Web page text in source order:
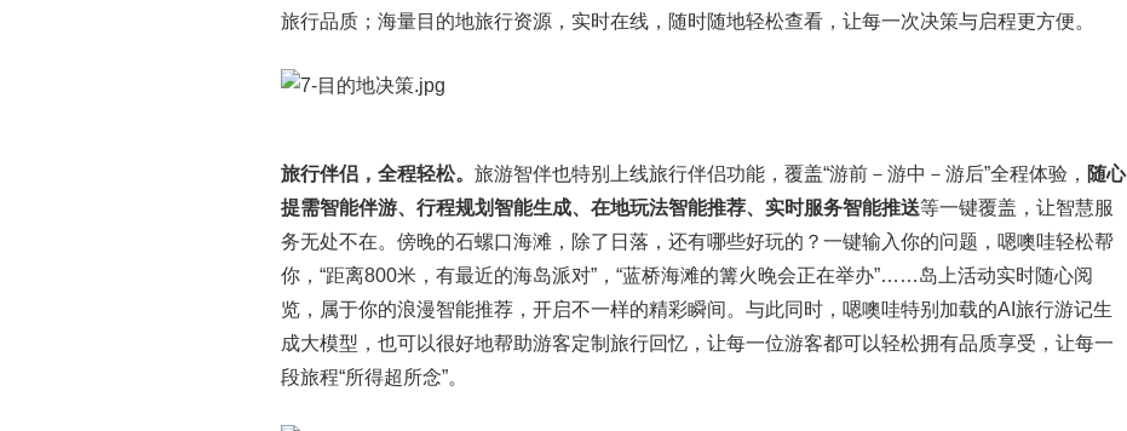
旅行品质；海量目的地旅行资源，实时在线，随时随地轻松查看，让每一次决策与启程更方便。
旅行伴侣，全程轻松。 旅游智伴也特别上线旅行伴侣功能，覆盖“游前－游中－游后”全程体验， 随心
提需智能伴游、行程规划智能生成、在地玩法智能推荐、实时服务智能推送等一键覆盖，让智慧服
务无处不在。傍晚的石螺口海滩，除了日落，还有哪些好玩的？一键输入你的问题，嗯噢哇轻松帮
你，“距离800米，有最近的海岛派对”，“蓝桥海滩的篝火晚会正在举办”……岛上活动实时随心阅
览，属于你的浪漫智能推荐，开启不一样的精彩瞬间。与此同时，嗯噢哇特别加载的AI旅行游记生
成大模型，也可以很好地帮助游客定制旅行回忆，让每一位游客都可以轻松拥有品质享受，让每一
段旅程“所得超所念”。